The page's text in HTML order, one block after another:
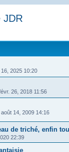
JDR
2025 10:20
26, 2018 11:56
14, 2009 14:16
de triché, enfin
22:39